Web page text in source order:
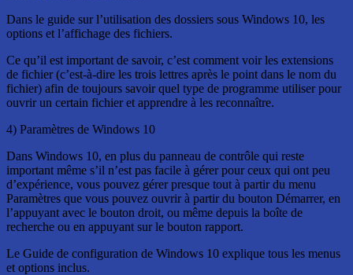
Dans le guide sur l’utilisation des dossiers sous Windows 10, les
options et l’affichage des fichiers.
Ce qu’il est important de savoir, c’est comment voir les extensions
de fichier (c’est-à-dire les trois lettres après le point dans le nom du
fichier) afin de toujours savoir quel type de programme utiliser pour
ouvrir un certain fichier et apprendre à les reconnaître.
4) Paramètres de Windows 10
Dans Windows 10, en plus du panneau de contrôle qui reste
important même s’il n’est pas facile à gérer pour ceux qui ont peu
d’expérience, vous pouvez gérer presque tout à partir du menu
Paramètres que vous pouvez ouvrir à partir du bouton Démarrer, en
l’appuyant avec le bouton droit, ou même depuis la boîte de
recherche ou en appuyant sur le bouton rapport.
Le Guide de configuration de Windows 10 explique tous les menus
et options inclus.